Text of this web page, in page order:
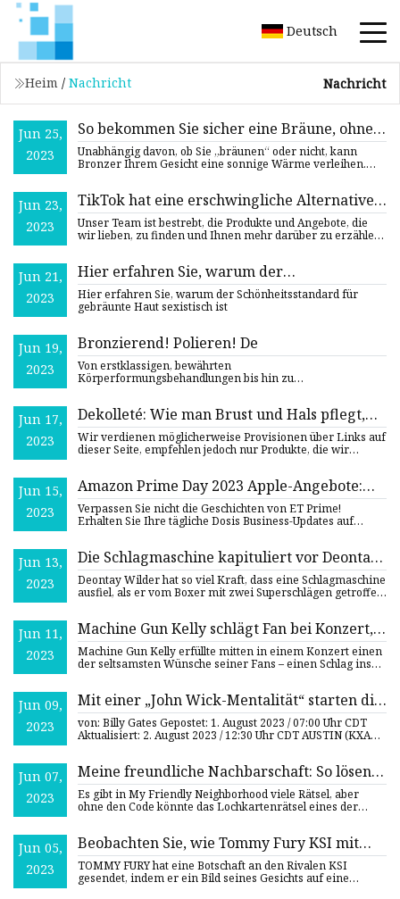
Deutsch
Heim / Nachricht Nachricht
Jun 25,
2023
So bekommen Sie sicher eine Bräune, ohne
sich in der Sonne aufzuhalten
Unabhängig davon, ob Sie „bräunen“ oder nicht, kann
Bronzer Ihrem Gesicht eine sonnige Wärme verleihen.
Jun 23,
2023
TikTok hat eine erschwingliche Alternative
für den Drunk Elephant-Kult gefunden
Unser Team ist bestrebt, die Produkte und Angebote, die
wir lieben, zu finden und Ihnen mehr darüber zu erzählen.
Jun 21,
2023
Hier erfahren Sie, warum der
Schönheitsstandard für gebräunte Haut
sexistisch ist
Hier erfahren Sie, warum der Schönheitsstandard für
gebräunte Haut sexistisch ist
Jun 19,
2023
Bronzierend! Polieren! De
Von erstklassigen, bewährten
Körperformungsbehandlungen bis hin zu
Jun 17,
2023
Dekolleté: Wie man Brust und Hals pflegt,
laut Bobbi Brown
Wir verdienen möglicherweise Provisionen über Links auf
dieser Seite, empfehlen jedoch nur Produkte, die wir
Jun 15,
2023
Amazon Prime Day 2023 Apple-Angebote:
Amazon Prime Day 2023-Verkauf in
Großbritannien: Hier sind einige frühe
Verpassen Sie nicht die Geschichten von ET Prime!
Erhalten Sie Ihre tägliche Dosis Business-Updates auf
Jun 13,
2023
Die Schlagmaschine kapituliert vor Deontay
Wilders Super
Deontay Wilder hat so viel Kraft, dass eine Schlagmaschine
ausfiel, als er vom Boxer mit zwei Superschlägen getroffen
Jun 11,
2023
Machine Gun Kelly schlägt Fan bei Konzert,
weil dieser darum gebeten hat
Machine Gun Kelly erfüllte mitten in einem Konzert einen
der seltsamsten Wünsche seiner Fans – einen Schlag ins
Jun 09,
2023
Mit einer „John Wick-Mentalität“ starten die
Texas Longhorns am Mittwoch ins
Herbstcamp
von: Billy Gates Gepostet: 1. August 2023 / 07:00 Uhr CDT
Aktualisiert: 2. August 2023 / 12:30 Uhr CDT AUSTIN (KXAN)
Jun 07,
2023
Meine freundliche Nachbarschaft: So lösen
Sie das Lochkartenrätsel
Es gibt in My Friendly Neighborhood viele Rätsel, aber
ohne den Code könnte das Lochkartenrätsel eines der
Jun 05,
2023
Beobachten Sie, wie Tommy Fury KSI mit
einer Schlagmaschine ins Gesicht schlägt,
während er sich Tyson und Paris anschließt,
TOMMY FURY hat eine Botschaft an den Rivalen KSI
gesendet, indem er ein Bild seines Gesichts auf eine